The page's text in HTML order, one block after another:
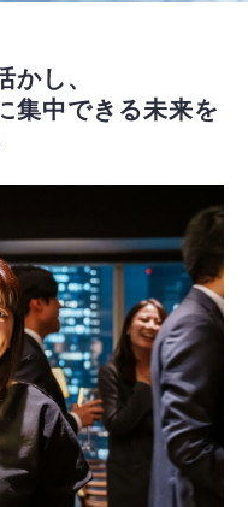
かし、
集中できる未来を